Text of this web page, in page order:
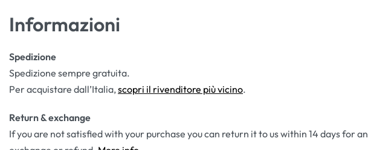
Informazioni
Spedizione
Spedizione sempre gratuita.
Per acquistare dall’Italia,scopri il rivenditore più vicino.
Return & exchange
If you are not satisfied with your purchase you can return it to us within 14 days for an